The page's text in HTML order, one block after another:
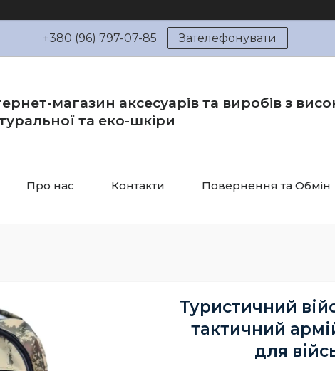
+380 (96) 797-07-85 Зателефонувати
магазин аксесуарів та виробів з
та еко-шкіри
Про нас Контакти Повернення та Обмін
Туристичний
тактичний
для